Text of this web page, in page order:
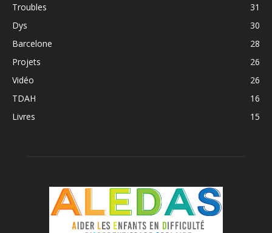
Troubles
31
Dys
30
Barcelone
28
Projets
26
Vidéo
26
TDAH
16
Livres
15